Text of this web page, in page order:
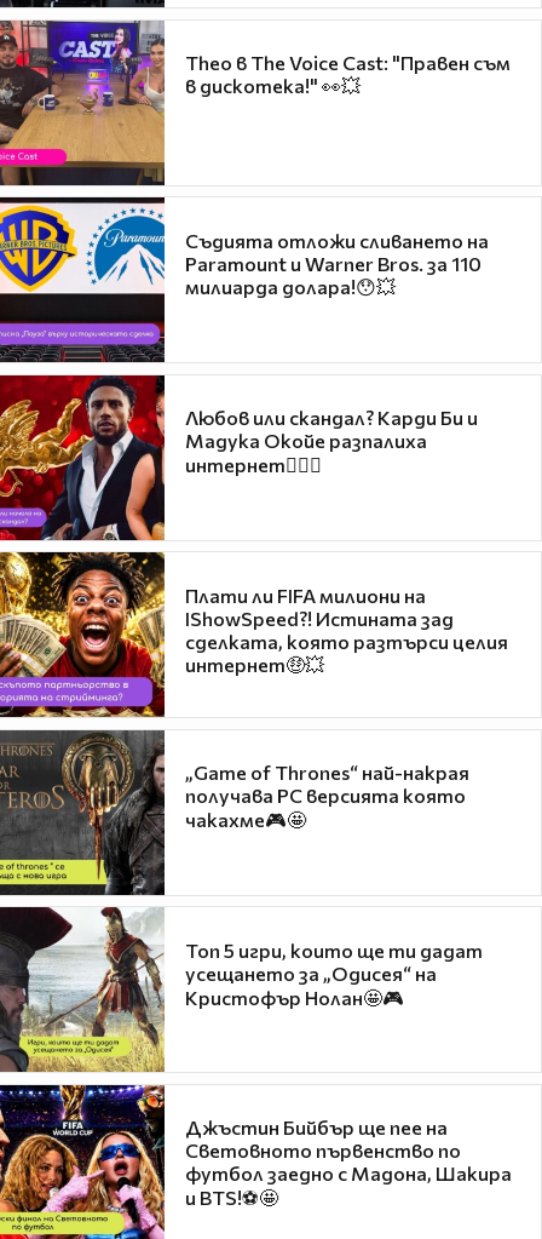
Theo в The Voice Cast: "Правен съм
в дискотека!" 👀💥
Съдията отложи сливането на
Paramount и Warner Bros. за 110
милиарда долара!😯💥
Любов или скандал? Карди Би и
Мадука Окойе разпалиха
интернет❤️‍🔥🔥
Плати ли FIFA милиони на
IShowSpeed?! Истината зад
сделката, която разтърси целия
интернет🤑💥
„Game of Thrones“ най-накрая
получава PC версията която
чакахме🎮🤩
Топ 5 игри, които ще ти дадат
усещането за „Одисея“ на
Кристофър Нолан🤩🎮
Джъстин Бийбър ще пее на
Световното първенство по
футбол заедно с Мадона, Шакира
и BTS!⚽🤩